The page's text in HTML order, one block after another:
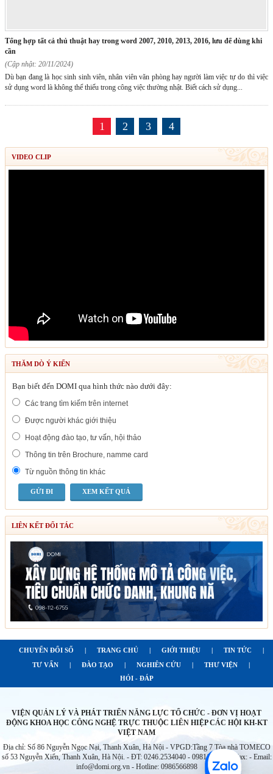
tổng hợp tất cả thủ thuật hay trong word 2007, 2010, 2013, 2016, lưu để dùng khi
cần
(Cập nhật: 20/11/2024)
Dù bạn đang là học sinh sinh viên, nhân viên văn phòng hay người làm việc tự do thì việc
sử dụng word là không thể thiếu trong công việc thường nhật. Biết cách sử dụng...
1 2 3 4
VIDEO CLIP
THĂM DÒ Ý KIẾN
Bạn biết đến DOMI qua hình thức nào dưới đây:
Các trang tìm kiếm trên internet
Được người khác giới thiệu
Hoạt động đào tạo, tư vấn, hội thảo
Thông tin trên Brochure, namme card
Từ nguồn thông tin khác
XEM KẾT QUẢ
LIÊN KẾT ĐỐI TÁC
CHUYỂN ĐỔI SỐ | TRANG CHỦ | GIỚI THIỆU | TIN TỨC
|
TƯ VẤN
| ĐÀO TẠO | NGHIÊN CỨU | THƯ VIỆN
|
HỎI - ĐÁP
VIỆN QUẢN LÝ VÀ PHÁT TRIỂN NĂNG LỰC TỔ CHỨC - ĐƠN VỊ HOẠT
ĐỘNG KHOA HỌC CÔNG NGHỆ TRỰC THUỘC LIÊN HIỆP CÁC HỘI KH-KT
VIỆT NAM
Địa chỉ: Số 86 Nguyễn Ngọc Nại, Thanh Xuân, Hà Nội - VPGD:Tầng 7 Tòa nhà TOMECO
số 53 Nguyễn Xiển, Thanh Xuân, Hà Nội. - ĐT: 0246.2534040 - 0981126755 - Fax: - Email:
info@domi.org.vn - Hotline: 0986566898